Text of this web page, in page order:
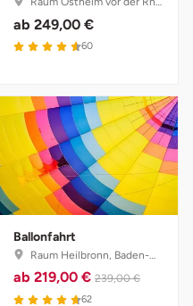
ab 249,00 €
60
Ballonfahrt
Raum Heilbronn, Baden-Württemberg
ab 219,00 € 239,00 €
62